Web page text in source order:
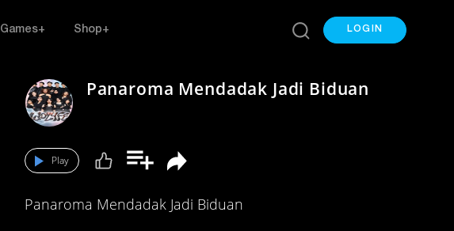
Games+ Shop+ LOGIN
Panaroma Mendadak Jadi Biduan
Play
Panaroma Mendadak Jadi Biduan